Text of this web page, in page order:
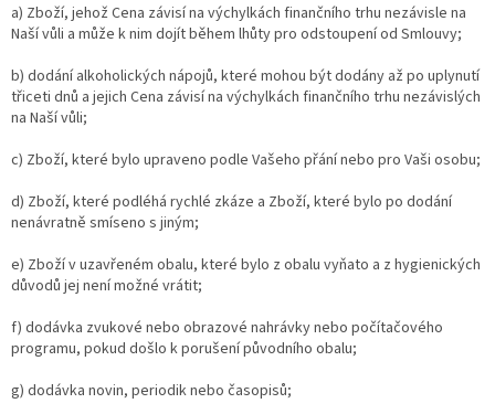
a) Zboží, jehož Cena závisí na výchylkách finančního trhu nezávisle na
Naší vůli a může k nim dojít během lhůty pro odstoupení od Smlouvy;
b) dodání alkoholických nápojů, které mohou být dodány až po uplynutí
třiceti dnů a jejich Cena závisí na výchylkách finančního trhu nezávislých
na Naší vůli;
c) Zboží, které bylo upraveno podle Vašeho přání nebo pro Vaši osobu;
d) Zboží, které podléhá rychlé zkáze a Zboží, které bylo po dodání
nenávratně smíseno s jiným;
e) Zboží v uzavřeném obalu, které bylo z obalu vyňato a z hygienických
důvodů jej není možné vrátit;
f) dodávka zvukové nebo obrazové nahrávky nebo počítačového
programu, pokud došlo k porušení původního obalu;
g) dodávka novin, periodik nebo časopisů;